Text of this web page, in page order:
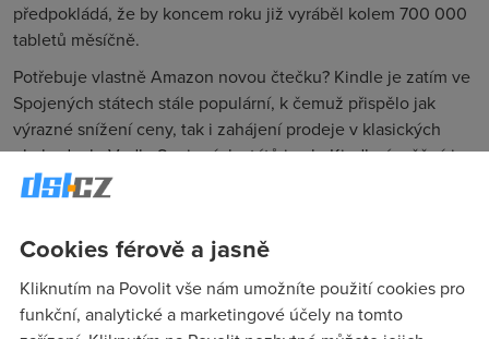
předpokládá, že by koncem roku již vyráběl kolem 700 000
tabletů měsíčně.
Potřebuje vlastně Amazon novou čtečku? Kindle je zatím ve
Spojených státech stále populární, k čemuž přispělo jak
výrazné snížení ceny, tak i zahájení prodeje v klasických
obchodech. Vedle Spojených států je ale Kindle úspěšný jen
v Evropě, zbytek světa zůstal imunní. Jediná šance na další
výhody (očekává se zejména lepší displej a novinky v
softwaru) a zaútočit na iPad2.
Tohle všechno je sice pěkné, ale stále ještě neznamená, že
Cookies férově a jasně
Kliknutím na Povolit vše nám umožníte použití cookies pro
funkční, analytické a marketingové účely na tomto